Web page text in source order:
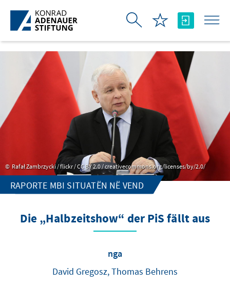
Skip to Main Content
Rafał Zambrzycki / flickr / CC BY 2.0 / creativecommons.org/licenses/by/2.0/
RAPORTE MBI SITUATËN NË VEND
Die „Halbzeitshow“ der PiS fällt aus
nga
David Gregosz, Thomas Behrens